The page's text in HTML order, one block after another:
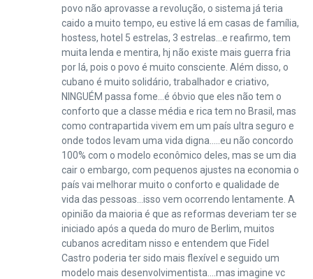
povo não aprovasse a revolução, o sistema já teria
caido a muito tempo, eu estive lá em casas de família,
hostess, hotel 5 estrelas, 3 estrelas…e reafirmo, tem
muita lenda e mentira, hj não existe mais guerra fria
por lá, pois o povo é muito consciente. Além disso, o
cubano é muito solidário, trabalhador e criativo,
NINGUÉM passa fome…é óbvio que eles não tem o
conforto que a classe média e rica tem no Brasil, mas
como contrapartida vivem em um país ultra seguro e
onde todos levam uma vida digna…..eu não concordo
100% com o modelo econômico deles, mas se um dia
cair o embargo, com pequenos ajustes na economia o
país vai melhorar muito o conforto e qualidade de
vida das pessoas…isso vem ocorrendo lentamente. A
opinião da maioria é que as reformas deveriam ter se
iniciado após a queda do muro de Berlim, muitos
cubanos acreditam nisso e entendem que Fidel
Castro poderia ter sido mais flexível e seguido um
modelo mais desenvolvimentista….mas imagine vc